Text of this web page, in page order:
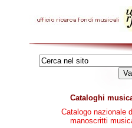
Cataloghi
Catalogo nazionale
manoscritti